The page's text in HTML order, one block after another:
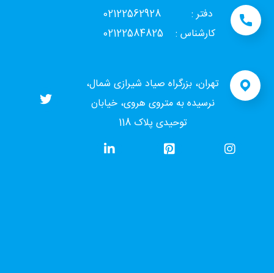
دفتر : 02122562928
کارشناس : 02122584825
تهران، بزرگراه صیاد شیرازی شمال،
نرسیده به متروی هروی، خیابان
توحیدی پلاک 118